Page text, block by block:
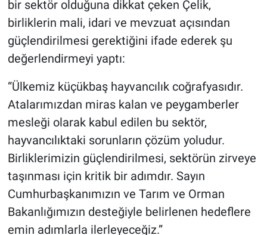
bir sektör olduğuna dikkat çeken Çelik,
birliklerin mali, idari ve mevzuat açısından
güçlendirilmesi gerektiğini ifade ederek şu
değerlendirmeyi yaptı:
“Ülkemiz küçükbaş hayvancılık coğrafyasıdır.
Atalarımızdan miras kalan ve peygamberler
mesleği olarak kabul edilen bu sektör,
hayvancılıktaki sorunların çözüm yoludur.
Birliklerimizin güçlendirilmesi, sektörün zirveye
taşınması için kritik bir adımdır. Sayın
Cumhurbaşkanımızın ve Tarım ve Orman
Bakanlığımızın desteğiyle belirlenen hedeflere
emin adımlarla ilerleyeceğiz.”